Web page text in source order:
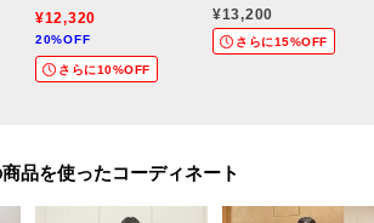
際よりも色味が違って見える場合があります。ま
¥12,320
20%OFF
さらに10%OFF
¥13,200
さらに15%OFF
品を使った